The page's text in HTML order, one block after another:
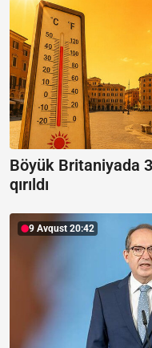
Böyük Britaniyada
qırıldı
9 Avqust 20:42